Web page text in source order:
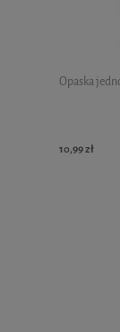
Opaska
10,99 zł